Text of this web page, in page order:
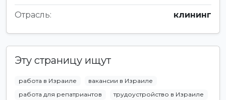
Отрасль: клининг
Эту страницу ищут
работа в Израиле
вакансии в Израиле
работа для репатриантов
трудоустройство в Израиле